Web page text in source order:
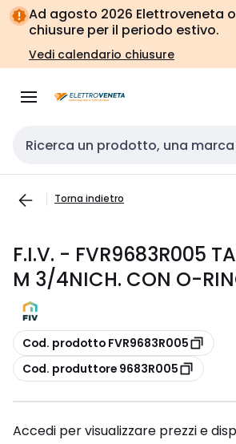
Vai alla
navigazione
Vai
alla
pagina
Ad agosto 2026 Elettroveneta
chiusure per il periodo estivo.
Vedi calendario chiusure
Cerca input
Torna indietro
F.I.V. - FVR9683R005
M 3/4NICH. CON O-
copia
Cod. prodotto FVR9683R005
copia
Cod. produttore 9683R005
Accedi per visualizzare prezzi e